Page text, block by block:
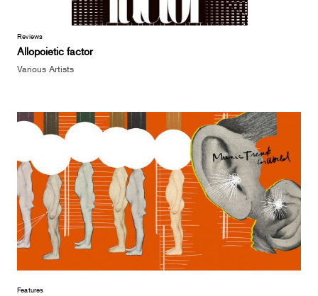
Reviews
Allopoietic factor
Various Artists
Features